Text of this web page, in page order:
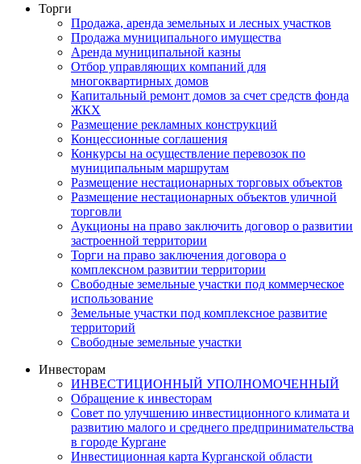
Торги
Продажа, аренда земельных и лесных участков
Продажа муниципального имущества
Аренда муниципальной казны
Отбор управляющих компаний для
многоквартирных домов
Капитальный ремонт домов за счет средств фонда
ЖКХ
Размещение рекламных конструкций
Концессионные соглашения
Конкурсы на осуществление перевозок по
муниципальным маршрутам
Размещение нестационарных торговых объектов
Размещение нестационарных объектов уличной
торговли
Аукционы на право заключить договор о развитии
застроенной территории
Торги на право заключения договора о
комплексном развитии территории
Свободные земельные участки под коммерческое
использование
Земельные участки под комплексное развитие
территорий
Свободные земельные участки
Инвесторам
ИНВЕСТИЦИОННЫЙ УПОЛНОМОЧЕННЫЙ
Обращение к инвесторам
Совет по улучшению инвестиционного климата и
развитию малого и среднего предпринимательства
в городе Кургане
Инвестиционная карта Курганской области